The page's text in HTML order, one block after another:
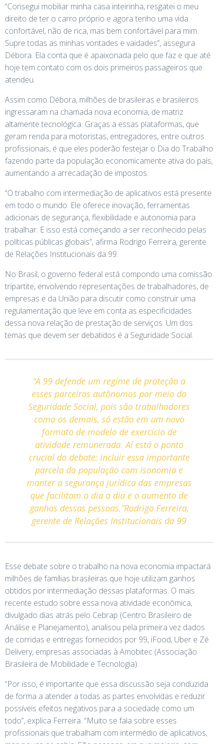
“Consegui mobiliar minha casa inteirinha, resgatei o meu
direito de ter o carro próprio e agora tenho uma vida
confortável, não de rica, mas bem confortável para mim.
Supre todas as minhas vontades e vaidades”, assegura
Débora. Ela conta que é apaixonada pelo que faz e que até
hoje tem contato com os dois primeiros passageiros que
atendeu.
Assim como Débora, milhões de brasileiras e brasileiros
ingressaram na chamada nova economia, de matriz
altamente tecnológica. Graças a essas plataformas, que
geram renda para motoristas, entregadores, entre outros
profissionais, é que eles poderão festejar o Dia do Trabalho
fazendo parte da população economicamente ativa do país,
aumentando a arrecadação de impostos.
“O trabalho com intermediação de aplicativos está presente
em todo o mundo. Ele oferece inovação, ferramentas
adicionais de segurança, flexibilidade e autonomia para
trabalhar. E isso está começando a ser reconhecido pelas
políticas públicas globais”, afirma Rodrigo Ferreira, gerente
de Relações Institucionais da 99.
No Brasil, o governo federal está compondo uma comissão
tripartite, envolvendo representações de trabalhadores, de
empresas e da União para discutir como construir uma
regulamentação que leve em conta as especificidades
dessa nova relação de prestação de serviços. Um dos
temas que devem ser debatidos é a Seguridade Social.
“A 99 defende um regime de proteção a
esses parceiros autônomos por meio da
Seguridade Social, pois são trabalhadores
como os demais, só estão em um novo
formato de modelo de exercício de
atividade remunerada. Aí está o ponto
crucial do debate: incluir essa importante
parcela da população com isonomia e
manter a segurança jurídica das empresas
que facilitam o dia a dia e o aumento de
ganhos dessas pessoas.”Rodrigo Ferreira,
gerente de Relações Institucionais da 99
Esse debate sobre o trabalho na nova economia impactará
milhões de famílias brasileiras que hoje utilizam ganhos
obtidos por intermediação dessas plataformas. O mais
recente estudo sobre essa nova atividade econômica,
divulgado dias atrás pelo Cebrap (Centro Brasileiro de
Análise e Planejamento), analisou pela primeira vez dados
de corridas e entregas fornecidos por 99, iFood, Uber e Zé
Delivery, empresas associadas à Amobitec (Associação
Brasileira de Mobilidade e Tecnologia).
“Por isso, é importante que essa discussão seja conduzida
de forma a atender a todas as partes envolvidas e reduzir
possíveis efeitos negativos para a sociedade como um
todo”, explica Ferreira. “Muito se fala sobre esses
profissionais que trabalham com intermédio de aplicativos,